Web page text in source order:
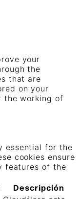
your
the
that are
on your
the working of
essential for the
cookies ensure
features of the
Descripción